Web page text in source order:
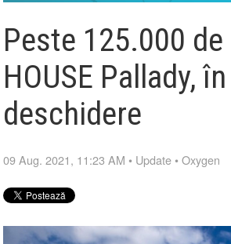
Peste 125.000
HOUSE Pallady,
deschidere
09 Aug. 2021, 11:23 AM • Update •Oxygen